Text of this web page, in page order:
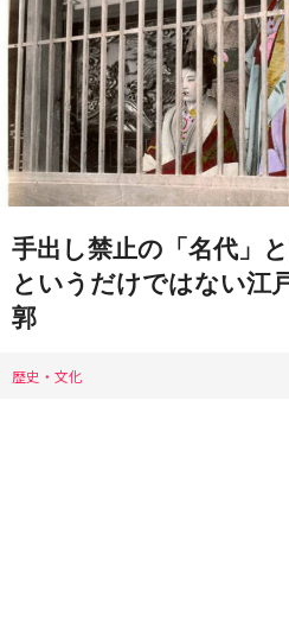
手出し禁止の「名代」
というだけではない江
郭
歴史・文化